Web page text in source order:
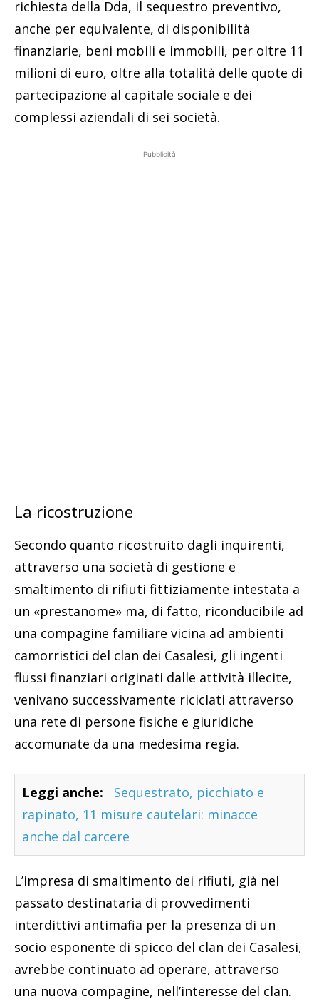
richiesta della Dda, il sequestro preventivo,
anche per equivalente, di disponibilità
finanziarie, beni mobili e immobili, per oltre 11
milioni di euro, oltre alla totalità delle quote di
partecipazione al capitale sociale e dei
complessi aziendali di sei società.
Pubblicità
La ricostruzione
Secondo quanto ricostruito dagli inquirenti,
attraverso una società di gestione e
smaltimento di rifiuti fittiziamente intestata a
un «prestanome» ma, di fatto, riconducibile ad
una compagine familiare vicina ad ambienti
camorristici del clan dei Casalesi, gli ingenti
flussi finanziari originati dalle attività illecite,
venivano successivamente riciclati attraverso
una rete di persone fisiche e giuridiche
accomunate da una medesima regia.
Leggi anche:
Sequestrato, picchiato e
rapinato, 11 misure cautelari: minacce
anche dal carcere
L’impresa di smaltimento dei rifiuti, già nel
passato destinataria di provvedimenti
interdittivi antimafia per la presenza di un
socio esponente di spicco del clan dei Casalesi,
avrebbe continuato ad operare, attraverso
una nuova compagine, nell’interesse del clan.